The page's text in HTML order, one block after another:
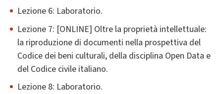
Lezione 6: Laboratorio.
Lezione 7: [ONLINE] Oltre la proprietà intellettuale:
la riproduzione di documenti nella prospettiva del
Codice dei beni culturali, della disciplina Open Data e
del Codice civile italiano.
Lezione 8: Laboratorio.